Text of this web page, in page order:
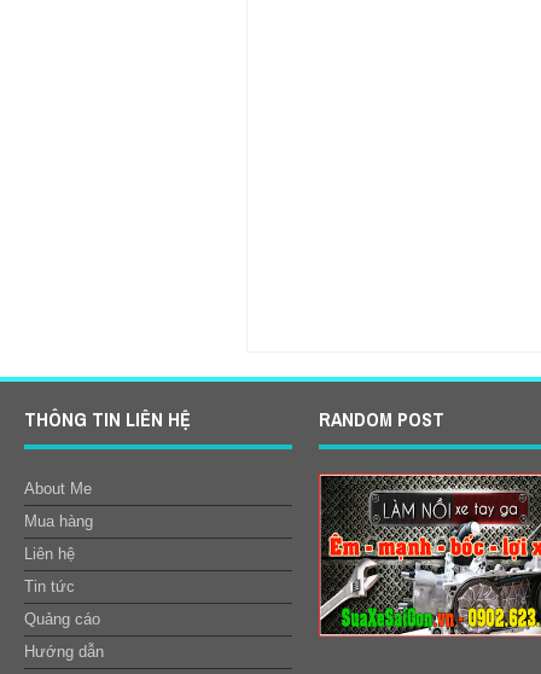
THÔNG TIN LIÊN HỆ
About Me
Mua hàng
Liên hệ
Tin tức
Quảng cáo
Hướng dẫn
RANDOM POST